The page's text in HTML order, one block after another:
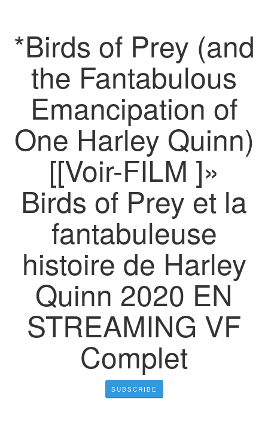
*Birds of Prey (and
the Fantabulous
Emancipation of
One Harley Quinn)
[[Voir-FILM ]»
Birds of Prey et la
fantabuleuse
histoire de Harley
Quinn 2020 EN
STREAMING VF
Complet
SUBSCRIBE